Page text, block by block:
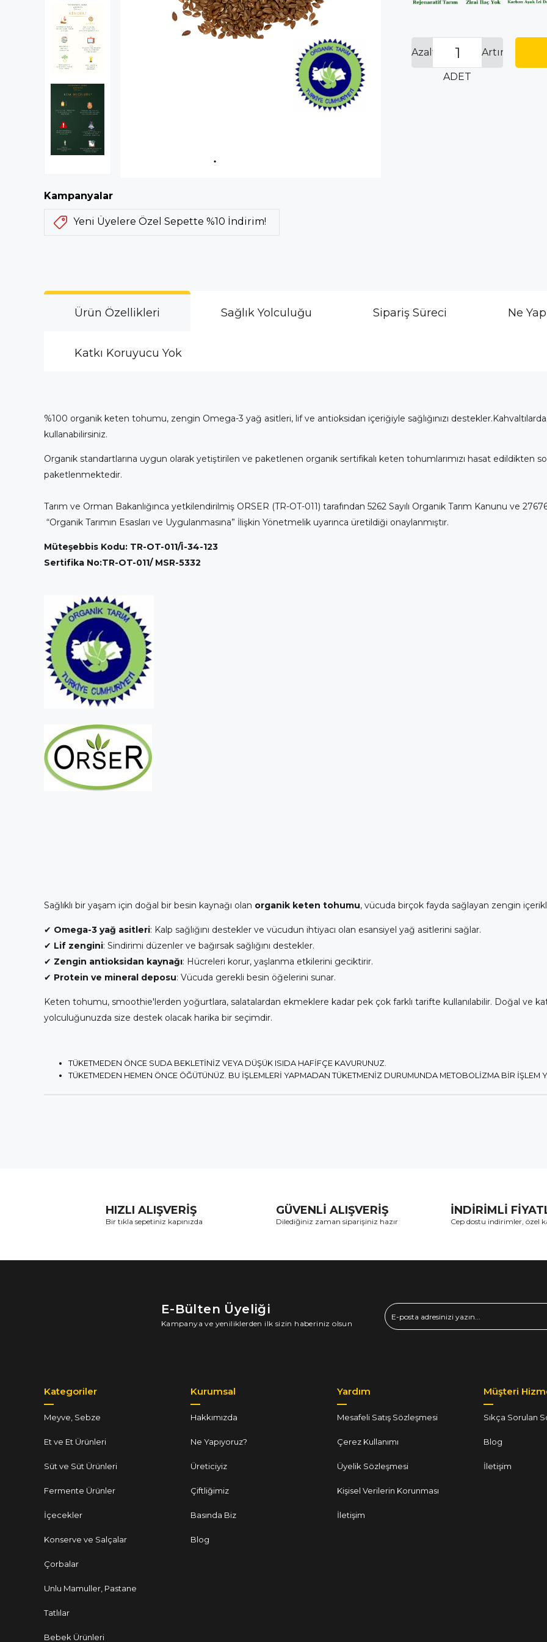
Kampanyalar
Yeni Üyelere Özel Sepette %10 İndirim!
ADET
Artır
Azalt
Ürün Özellikleri Sağlık Yolculuğu Sipariş Süreci Ne
Katkı Koruyucu Yok
%100 organik keten tohumu, zengin Omega-3 yağ asitleri, lif ve antioksidan içeriğiyle sağlığınızı
kullanabilirsiniz.
Organik standartlarına uygun olarak yetiştirilen ve paketlenen organik sertifikalı keten tohumlarımızı hasat edildikten
paketlenmektedir.
Tarım ve Orman Bakanlığınca yetkilendirilmiş ORSER (TR-OT-011) tarafından 5262 Sayılı Organik Tarım Kanunu ve
“Organik Tarımın Esasları ve Uygulanmasına” İlişkin Yönetmelik uyarınca üretildiği onaylanmıştır.
Müteşebbis Kodu: TR-OT-011/İ-34-123
Sertifika No:TR-OT-011/ MSR-5332
Sağlıklı bir yaşam için doğal bir besin kaynağı olan organik keten tohumu, vücuda birçok fayda sağlayan zengin
✔ Omega-3 yağ asitleri: Kalp sağlığını destekler ve vücudun ihtiyacı olan esansiyel yağ asitlerini sağlar.
✔ Lif zengini: Sindirimi düzenler ve bağırsak sağlığını destekler.
✔ Zengin antioksidan kaynağı: Hücreleri korur, yaşlanma etkilerini geciktirir.
✔ Protein ve mineral deposu: Vücuda gerekli besin öğelerini sunar.
Keten tohumu, smoothie'lerden yoğurtlara, salatalardan ekmeklere kadar pek çok farklı tarifte kullanılabilir. Doğal ve
yolculuğunuzda size destek olacak harika bir seçimdir.
TÜKETMEDEN ÖNCE SUDA BEKLETİNİZ VEYA DÜŞÜK ISIDA HAFİFÇE KAVURUNUZ.
TÜKETMEDEN HEMEN ÖNCE ÖĞÜTÜNÜZ. BU İŞLEMLERİ YAPMADAN TÜKETMENİZ DURUMUNDA METOBOLİZMA BİR İŞLEM
HIZLI ALIŞVERİŞ
Bir tıkla sepetiniz kapınızda
GÜVENLİ ALIŞVERİŞ
Dilediğiniz zaman siparişiniz hazır
İNDİRİMLİ
Cep dostu indirimler, özel
E-Bülten Üyeliği
Kampanya ve yeniliklerden ilk sizin haberiniz olsun
Kategoriler
Meyve, Sebze
Et ve Et Ürünleri
Süt ve Süt Ürünleri
Fermente Ürünler
İçecekler
Konserve ve Salçalar
Çorbalar
Unlu Mamuller, Pastane
Tatlılar
Bebek Ürünleri
Kurumsal
Hakkımızda
Ne Yapıyoruz?
Üreticiyiz
Çiftliğimiz
Basında Biz
Blog
Yardım
Mesafeli Satış Sözleşmesi
Çerez Kullanımı
Üyelik Sözleşmesi
Kişisel Verilerin Korunması
İletişim
Müşteri
Sıkça Sorulan
Blog
İletişim